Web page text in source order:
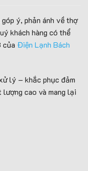
ý, phản ánh về thợ
khách hàng có thể
của Điện Lạnh Bách
lý – khắc phục đảm
cao và mang lại